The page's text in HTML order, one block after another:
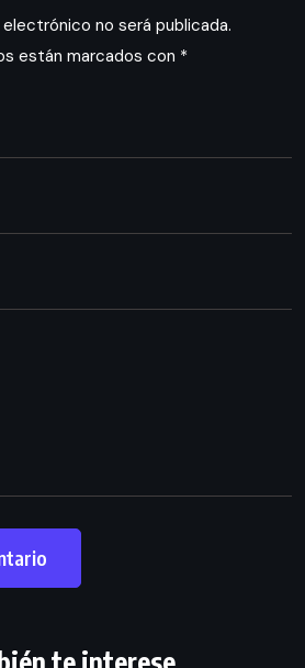
no será publicada.
están marcados con *